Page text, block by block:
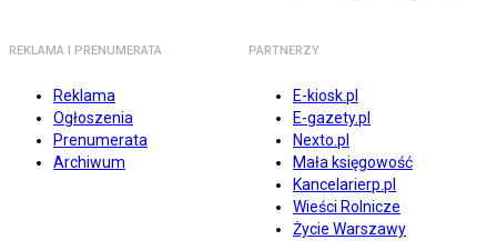
REKLAMA I PRENUMERATA
Reklama
Ogłoszenia
Prenumerata
Archiwum
PARTNERZY
E-kiosk.pl
E-gazety.pl
Nexto.pl
Mała księgowość
Kancelarierp.pl
Wieści Rolnicze
Życie Warszawy